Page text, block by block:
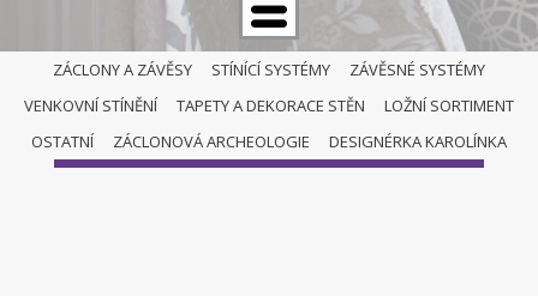
ZÁCLONY A ZÁVĚSY STÍNÍCÍ SYSTÉMY
ZÁVĚSNÉ SYSTÉMY
VENKOVNÍ STÍNĚNÍ
TAPETY A DEKORACE STĚN
LOŽNÍ SORTIMENT
OSTATNÍ
ZÁCLONOVÁ ARCHEOLOGIE DESIGNÉRKA KAROLÍNKA
ZÁCLONY A ZÁVĚSY